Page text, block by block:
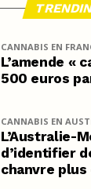
CANNABIS EN
L’amende «
500 euros
CANNABIS EN
L’Australie-
d’identifier
chanvre plus